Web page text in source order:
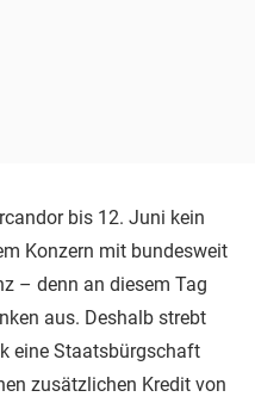
bis 12. Juni kein
Konzern mit bundesweit
– denn an diesem Tag
aus. Deshalb strebt
eine Staatsbürgschaft
zusätzlichen Kredit von